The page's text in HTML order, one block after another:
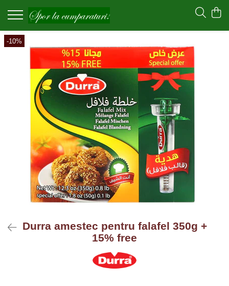
-10%
Durra amestec pentru falafel 350g +
15% free